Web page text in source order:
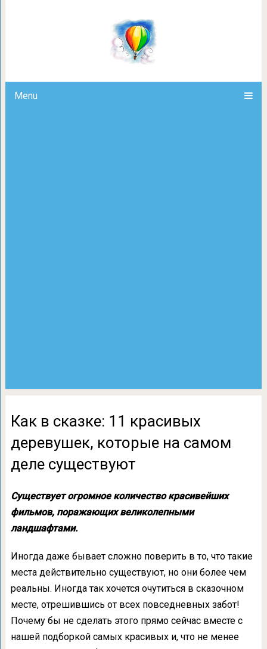
Menu
Как в сказке: 11 красивых
Как в сказке: 11 красивых
деревушек, которые на самом
деле существуют
Существует огромное количество красивейших
фильмов, поражающих великолепными
ландшафтами.
Иногда даже бывает сложно поверить в то, что такие
места действительно существуют, но они более чем
реальны. Иногда так хочется очутиться в сказочном
месте, отрешившись от всех повседневных забот!
Почему бы не сделать этого прямо сейчас вместе с
нашей подборкой самых красивых и, что не менее